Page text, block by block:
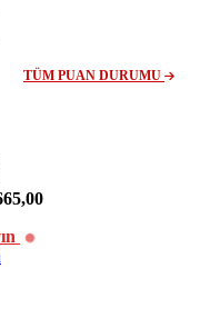
TÜM PUAN DURUMU